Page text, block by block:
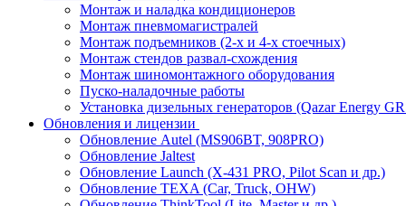
Монтаж и наладка кондиционеров
Монтаж пневмомагистралей
Монтаж подъемников (2-х и 4-х стоечных)
Монтаж стендов развал-схождения
Монтаж шиномонтажного оборудования
Пуско-наладочные работы
Установка дизельных генераторов (Qazar Energy
Обновления и лицензии
Обновление Autel (MS906BT, 908PRO)
Обновление Jaltest
Обновление Launch (X-431 PRO, Pilot Scan и др.)
Обновление TEXA (Car, Truck, OHW)